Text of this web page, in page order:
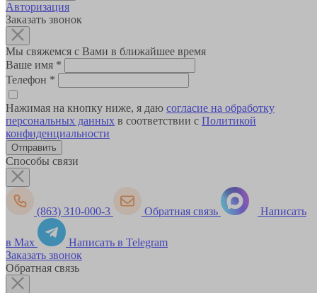
Авторизация
Заказать звонок
Мы свяжемся с Вами в ближайшее время
Ваше имя *
Телефон *
Нажимая на кнопку ниже, я даю согласие на обработку
персональных данных в соответствии с Политикой
конфиденциальности
Способы связи
(863) 310-000-3 Обратная связь Написать
в Max
Написать в Telegram
Заказать звонок
Обратная связь